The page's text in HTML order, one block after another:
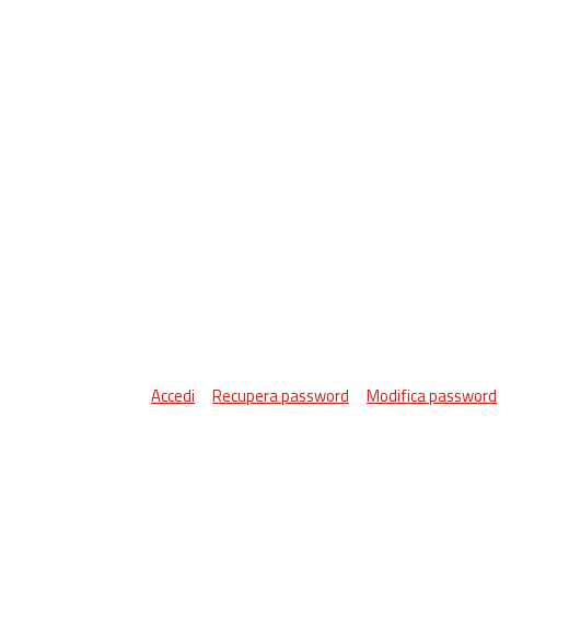
Accedi Recupera password Modifica password